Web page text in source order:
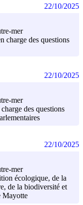
mer
charge des questions
22/10/2025
mer
des questions
22/10/2025
mer
écologique, de la
de la biodiversité et
Mayotte
22/10/2025